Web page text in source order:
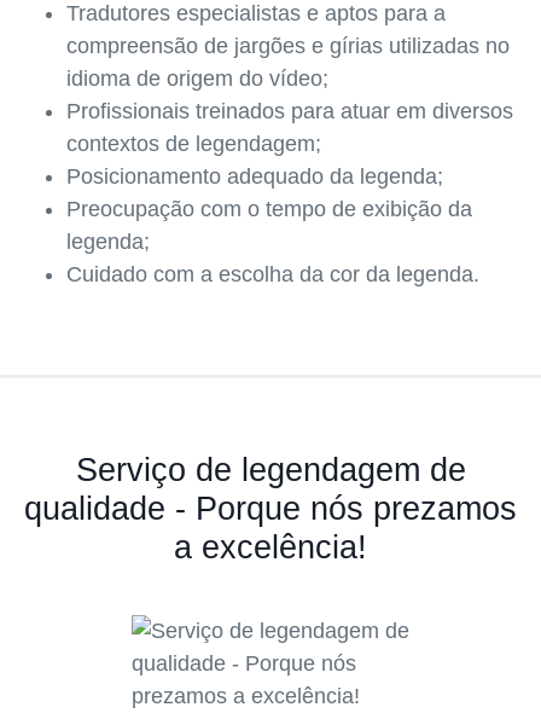
Tradutores especialistas e aptos para a
compreensão de jargões e gírias utilizadas no
idioma de origem do vídeo;
Profissionais treinados para atuar em diversos
contextos de legendagem;
Posicionamento adequado da legenda;
Preocupação com o tempo de exibição da
legenda;
Cuidado com a escolha da cor da legenda.
Serviço de legendagem de
qualidade - Porque nós prezamos
a excelência!